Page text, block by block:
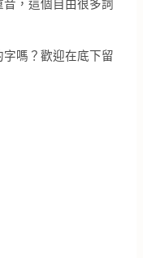
，這個自由很多詞
嗎？歡迎在底下留